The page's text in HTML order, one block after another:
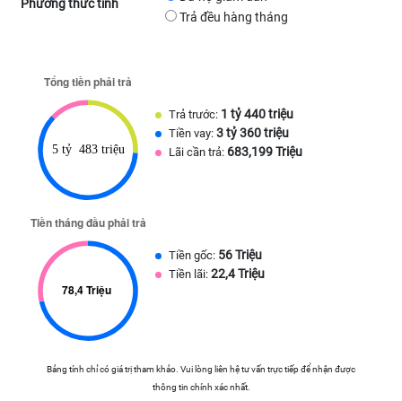
Phương thức tính
Trả đều hàng tháng
Trả trước: 1 tỷ 440 triệu
Tiền vay: 3 tỷ 360 triệu
Lãi cần trả: 683,199 Triệu
Tiền gốc: 56 Triệu
Tiền lãi: 22,4 Triệu
Bảng tính chỉ có giá trị tham khảo. Vui lòng liên hệ tư vấn trực tiếp để nhận được
thông tin chính xác nhất.